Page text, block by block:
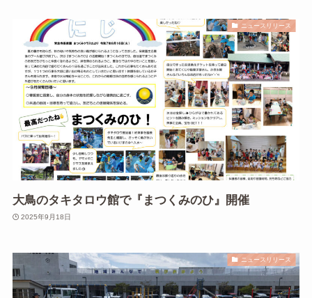
ニュースリリース
大鳥のタキタロウ館で『まつくみのひ』開催
2025年9月18日
ニュースリリース